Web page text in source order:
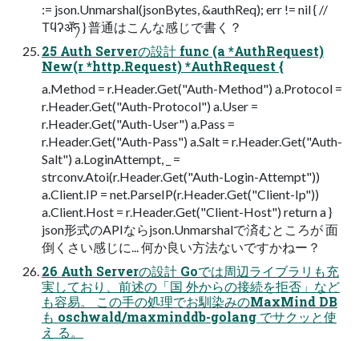
:= json.Unmarshal(jsonBytes, &authReq); err != nil { //
Τϥʔॲཧ } 普通はこんな感じで書く？
25 Auth Serverの設計 func (a *AuthRequest)
New(r *http.Request) *AuthRequest {
a.Method = r.Header.Get("Auth-Method") a.Protocol =
r.Header.Get("Auth-Protocol") a.User =
r.Header.Get("Auth-User") a.Pass =
r.Header.Get("Auth-Pass") a.Salt = r.Header.Get("Auth-
Salt") a.LoginAttempt, _ =
strconv.Atoi(r.Header.Get("Auth-Login-Attempt"))
a.Client.IP = net.ParseIP(r.Header.Get("Client-Ip"))
a.Client.Host = r.Header.Get("Client-Host") return a }
json形式のAPIならjson.Unmarshalで済むところが 面
倒くさい感じに... 何か良い方法ないですかねー？
26 Auth Serverの設計 Goでは周辺ライブラリも充
実しており、前述の「国 外からの接続を拒否」など
も容易。 この手の処理でお馴染みのMaxMind DB
も oschwald/maxminddb-golang でサクッと使
え る。